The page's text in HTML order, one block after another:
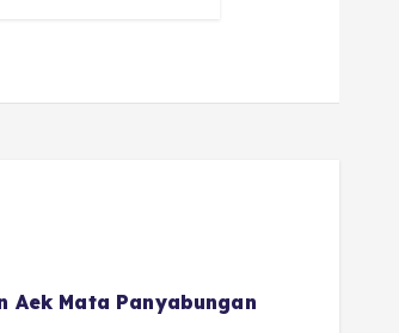
Aek Mata Panyabungan